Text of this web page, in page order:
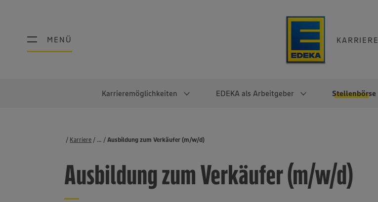
MENÜ KARRIERE
MENÜ
Karrieremöglichkeiten EDEKA als Arbeitgeber Stellenbörse
Schülerpraktikum Abschlussarbeiten
Werkstudierendentätigkeit
Direkteinstieg
Noch Fragen?
Faires Gehalt
Diversität
Lebensmittelproduktion
Lager & Logistik
EDEKA-Zentrale
EDEKA Fruchtkontor
Karriere Stellenbörse
Ausbildung zum Verkäufer (m/w/d)
...
Ausbildung zum Verkäufer (m/w/d)